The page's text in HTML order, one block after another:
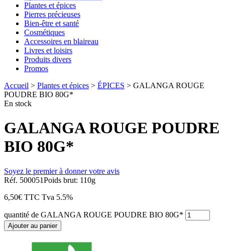
Plantes et épices
Pierres précieuses
Bien-être et santé
Cosmétiques
Accessoires en blaireau
Livres et loisirs
Produits divers
Promos
Accueil > Plantes et épices > ÉPICES > GALANGA ROUGE
POUDRE BIO 80G*
En stock
GALANGA ROUGE POUDRE
BIO 80G*
Soyez le premier à donner votre avis
Réf. 500051Poids brut: 110g
6,50€ TTC Tva 5.5%
quantité de GALANGA ROUGE POUDRE BIO 80G*
Ajouter au panier